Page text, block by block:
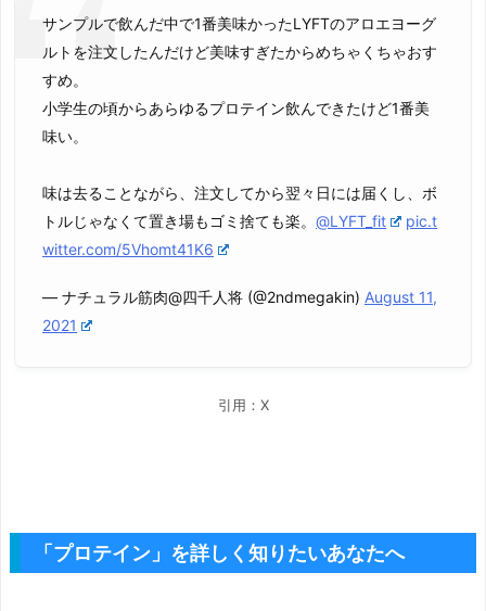
サンプルで飲んだ中で1番美味かったLYFTのアロエヨーグ
ルトを注文したんだけど美味すぎたからめちゃくちゃおす
すめ。
小学生の頃からあらゆるプロテイン飲んできたけど1番美
味い。
味は去ることながら、注文してから翌々日には届くし、ボ
トルじゃなくて置き場もゴミ捨ても楽。 @LYFT_fit
pic.t
witter.com/5Vhomt41K6
— ナチュラル筋肉@四千人将 (@2ndmegakin) August 11,
2021
引用：X
「プロテイン」を詳しく知りたいあなたへ